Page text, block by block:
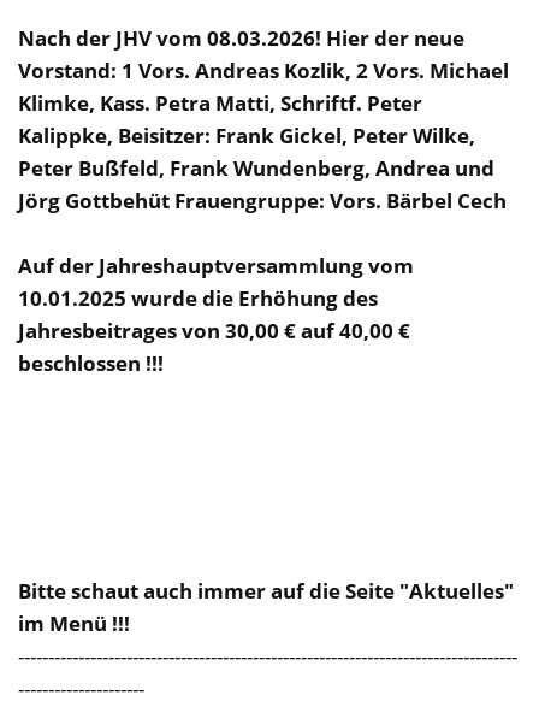
Nach der JHV vom 08.03.2026! Hier der neue
Vorstand: 1 Vors. Andreas Kozlik, 2 Vors. Michael
Klimke, Kass. Petra Matti, Schriftf. Peter
Kalippke, Beisitzer: Frank Gickel, Peter Wilke,
Peter Bußfeld, Frank Wundenberg, Andrea und
Jörg Gottbehüt Frauengruppe: Vors. Bärbel Cech
Auf der Jahreshauptversammlung vom
10.01.2025 wurde die Erhöhung des
Jahresbeitrages von 30,00 € auf 40,00 €
beschlossen !!!
Bitte schaut auch immer auf die Seite "Aktuelles"
im Menü !!!
-----------------------------------------------------------------------------------
---------------------